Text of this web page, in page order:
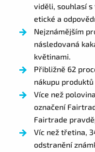
viděli, souhlasí
etické a
Nejznámějším
následovaná
květinami.
Přibližně 62
nákupu
Více než
označení
Fairtrade
Víc než třetina,
odstranění